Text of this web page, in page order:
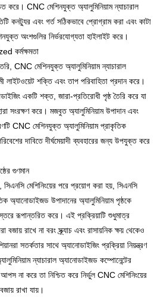
করে। CNC মেশিনযুক্ত অ্যালুমিনিয়াম ন্যাচারাল
কনট্যুর এবং গর্ত সঠিকভাবে প্রোগ্রাম করা এবং কাটা
অংশগুলির নির্ভরযোগ্যতা হাইলাইট করে।
কর্মক্ষমতা
CNC মেশিনযুক্ত অ্যালুমিনিয়াম ন্যাচারাল
লাইটওয়েট শক্তি এবং তাপ পরিবাহিতা প্রদান করে।
একটি শক্ত, জারা-প্রতিরোধী পৃষ্ঠ তৈরি করে যা
সংরক্ষণ করে। মজবুত অ্যালুমিনিয়াম উপাদান এবং
CNC মেশিনযুক্ত অ্যালুমিনিয়াম প্রাকৃতিক
দাবিতে দীর্ঘমেয়াদী ব্যবহারের জন্য উপযুক্ত করে
গুণমান
মেশিনিংয়ের পরে প্রয়োগ করা হয়, সিএনসি
অ্যানোডাইজড উপাদানের অ্যালুমিনিয়াম পৃষ্ঠকে
রূপান্তরিত করে। এই প্রক্রিয়াটি শুধুমাত্র
বজায় রাখে না বরং স্ক্র্যাচ এবং রাসায়নিক ক্ষয় থেকেও
সতর্কতার সাথে অ্যানোডাইজিং প্রক্রিয়া নিয়ন্ত্রণ
ন্যাচারাল অ্যানোডাইজড কম্পোনেন্টের
না করে তা নিশ্চিত করে নির্ভুল CNC মেশিনিংয়ের
রাখা যায়।